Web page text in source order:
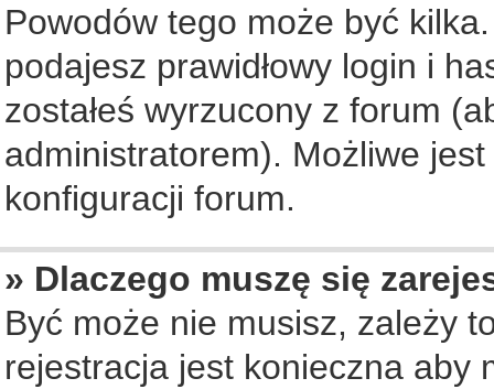
Powodów tego może być
podajesz prawidłowy login i
zostałeś wyrzucony z forum
administratorem). Możliwe
konfiguracji forum.
» Dlaczego muszę się
Być może nie musisz, zależy
rejestracja jest konieczna aby